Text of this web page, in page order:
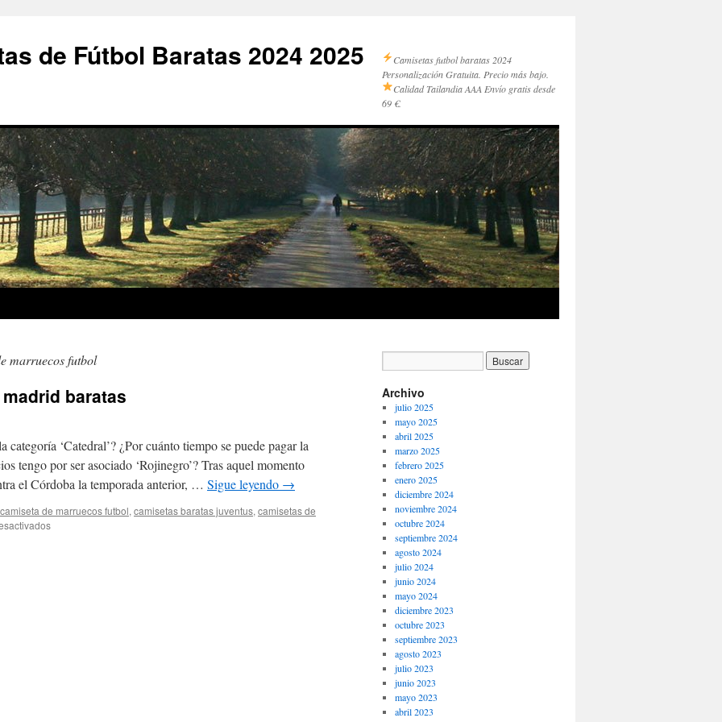
de Fútbol Baratas 2024 2025
Camisetas futbol baratas 2024
Personalización Gratuita. Precio más bajo.
Calidad Tailandia AAA Envío gratis desde
69 €.
marruecos futbol
baratas
categoría ‘Catedral’? ¿Por cuánto tiempo se puede pagar la
tengo por ser asociado ‘Rojinegro’? Tras aquel momento
el Córdoba la temporada anterior, … Sigue leyendo →
camiseta de marruecos futbol, camisetas baratas juventus, camisetas de
en
Archivo
julio 2025
mayo 2025
abril 2025
marzo 2025
febrero 2025
enero 2025
diciembre 2024
noviembre 2024
octubre 2024
septiembre 2024
agosto 2024
julio 2024
junio 2024
mayo 2024
diciembre 2023
octubre 2023
septiembre 2023
agosto 2023
julio 2023
junio 2023
mayo 2023
abril 2023